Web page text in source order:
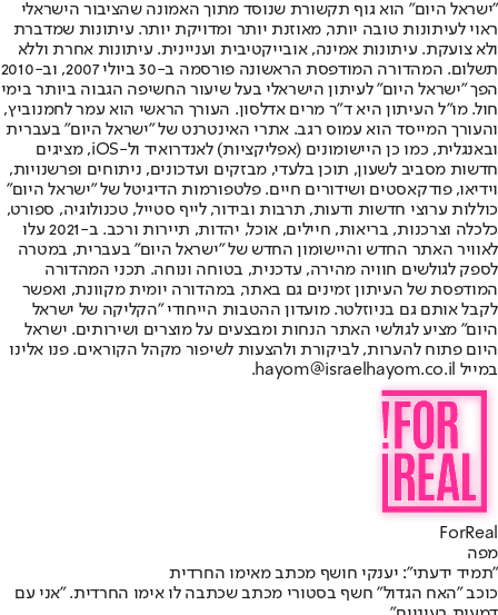
"ישראל היום" הוא גוף תקשורת שנוסד מתוך האמונה שהציבור הישראלי
ראוי לעיתונות טובה יותר, מאוזנת יותר ומדויקת יותר. עיתונות שמדברת
ולא צועקת. עיתונות אמינה, אובייקטיבית ועניינית. עיתונות אחרת וללא
תשלום. המהדורה המודפסת הראשונה פורסמה ב-30 ביולי 2007, וב-2010
הפך "ישראל היום" לעיתון הישראלי בעל שיעור החשיפה הגבוה ביותר בימי
חול. מו"ל העיתון היא ד"ר מרים אדלסון. העורך הראשי הוא עמר לחמנוביץ,
והעורך המייסד הוא עמוס רגב. אתרי האינטרנט של "ישראל היום" בעברית
ובאנגלית, כמו כן היישומונים (אפליקציות) לאנדרואיד ול-iOS, מציגים
חדשות מסביב לשעון, תוכן בלעדי, מבזקים ועדכונים, ניתוחים ופרשנויות,
וידיאו, פודקאסטים ושידורים חיים. פלטפורמות הדיגיטל של "ישראל היום"
כוללות ערוצי חדשות ודעות, תרבות ובידור, לייף סטייל, טכנולוגיה, ספורט,
כלכלה וצרכנות, בריאות, חיילים, אוכל, יהדות, תיירות ורכב. ב-2021 עלו
לאוויר האתר החדש והיישומון החדש של "ישראל היום" בעברית, במטרה
לספק לגולשים חוויה מהירה, עדכנית, בטוחה ונוחה. תכני המהדורה
המודפסת של העיתון זמינים גם באתר, במהדורה יומית מקוונת, ואפשר
לקבל אותם גם בניוזלטר. מועדון ההטבות הייחודי "הקליקה של ישראל
היום" מציע לגולשי האתר הנחות ומבצעים על מוצרים ושירותים. ישראל
היום פתוח להערות, לביקורת ולהצעות לשיפור מקהל הקוראים. פנו אלינו
במייל hayom@israelhayom.co.il.
ForReal
מפה
"תמיד ידעתי": יענקי חושף מכתב מאימו החרדית
כוכב "האח הגדול" חשף בסטורי מכתב שכתבה לו אימו החרדית. "אני עם